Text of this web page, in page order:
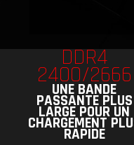
DDR4
2400/2666
UNE BANDE
PASSANTE PLUS
LARGE POUR UN
CHARGEMENT
RAPIDE